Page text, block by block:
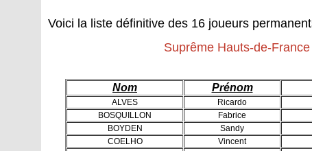
Voici la liste définitive des 16 joueurs
Suprême Hauts-de-France
Nom Prénom
ALVES Ricardo
BOSQUILLON
Fabrice
BOYDEN
Sandy
COELHO
Vincent